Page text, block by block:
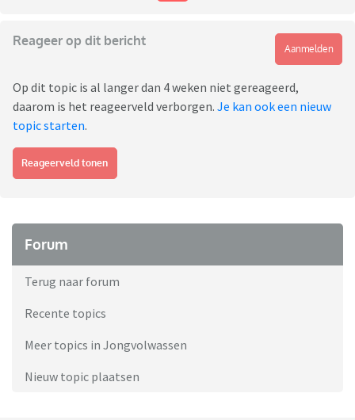
Reageer op dit bericht
Aanmelden
Op dit topic is al langer dan 4 weken niet gereageerd,
daarom is het reageerveld verborgen. Je kan ook een nieuw
topic starten.
Reageerveld tonen
Forum
Terug naar forum
Recente topics
Meer topics in Jongvolwassen
Nieuw topic plaatsen